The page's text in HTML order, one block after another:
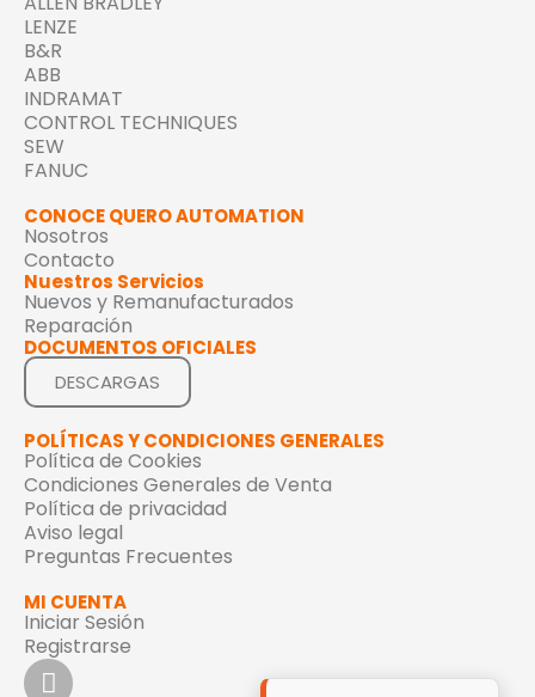
LENZE
B&R
ABB
INDRAMAT
CONTROL TECHNIQUES
SEW
FANUC
CONOCE QUERO AUTOMATION
Nosotros
Contacto
Nuestros Servicios
Nuevos y Remanufacturados
Reparación
DOCUMENTOS OFICIALES
DESCARGAS
POLÍTICAS Y CONDICIONES GENERALES
Política de Cookies
Condiciones Generales de Venta
Política de privacidad
Aviso legal
Preguntas Frecuentes
MI CUENTA
Iniciar Sesión
Registrarse